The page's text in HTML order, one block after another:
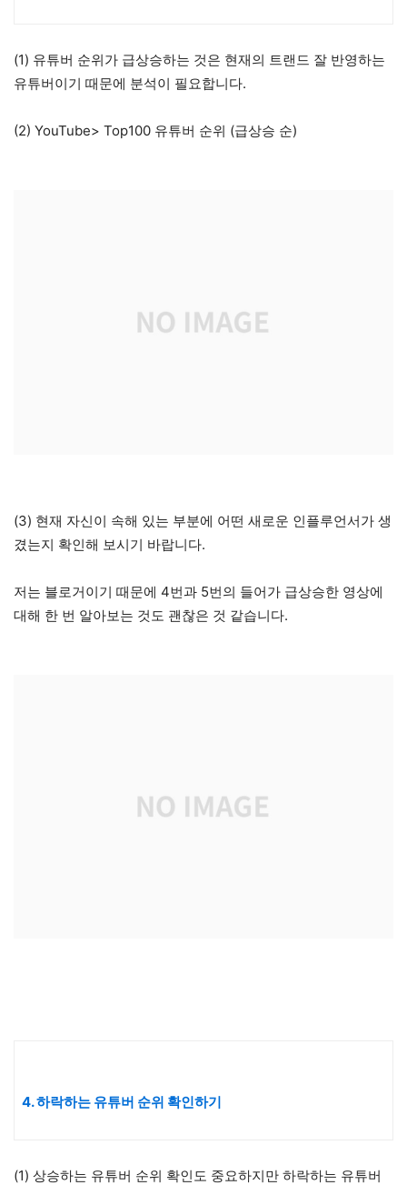
(1) 유튜버 순위가 급상승하는 것은 현재의 트랜드 잘 반영하는
유튜버이기 때문에 분석이 필요합니다.
(2) YouTube> Top100 유튜버 순위 (급상승 순)
(3) 현재 자신이 속해 있는 부분에 어떤 새로운 인플루언서가 생
겼는지 확인해 보시기 바랍니다.
저는 블로거이기 때문에 4번과 5번의 들어가 급상승한 영상에
대해 한 번 알아보는 것도 괜찮은 것 같습니다.
4. 하락하는 유튜버 순위 확인하기
(1) 상승하는 유튜버 순위 확인도 중요하지만 하락하는 유튜버